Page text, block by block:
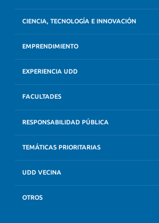
CIENCIA, TECNOLOGÍA E INNOVACIÓN
EMPRENDIMIENTO
EXPERIENCIA UDD
FACULTADES
RESPONSABILIDAD PÚBLICA
TEMÁTICAS PRIORITARIAS
UDD VECINA
OTROS